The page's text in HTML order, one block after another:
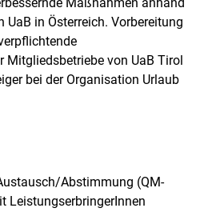
UaB in Österreich. Vorbereitung
von UaB Tirol
bei der Organisation Urlaub
Abstimmung (QM-
LeistungserbringerInnen